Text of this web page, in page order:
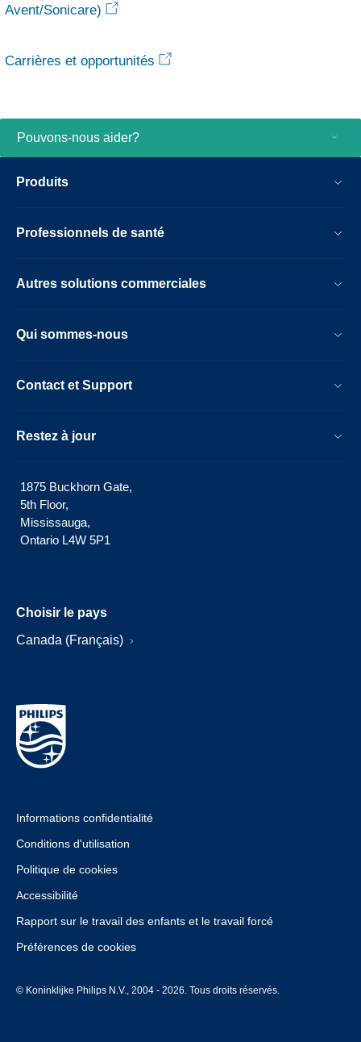
Avent/Sonicare)
Carrières et opportunités
Pouvons-nous aider?
Produits
Professionnels de santé
Autres solutions commerciales
Qui sommes-nous
Contact et Support
Restez à jour
1875 Buckhorn Gate,
5th Floor,
Mississauga,
Ontario L4W 5P1
Choisir le pays
Canada (Français)
Informations confidentialité
Conditions d'utilisation
Politique de cookies
Accessibilité
Rapport sur le travail des enfants et le travail forcé
Préférences de cookies
© Koninklijke Philips N.V., 2004 - 2026. Tous droits réservés.